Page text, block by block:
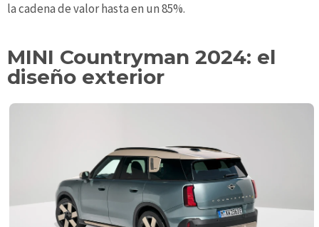
la cadena de valor hasta en un 85%.
MINI Countryman 2024: el
diseño exterior